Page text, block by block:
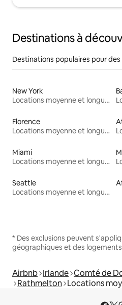
Destinations à
Destinations populaires pour
New York
Locations moyenne et longue durée
Florence
Locations moyenne et longue durée
Miami
Locations moyenne et longue durée
Seattle
Locations moyenne et longue durée
* Des exclusions peuvent
géographiques et des
Airbnb Irlande Comté de
Rathmelton Locations